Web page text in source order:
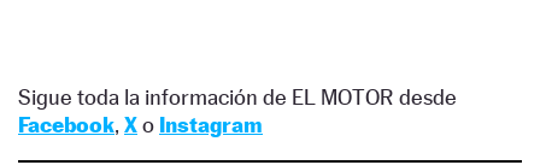
Sigue toda la información de EL MOTOR desde
Facebook, Xo Instagram